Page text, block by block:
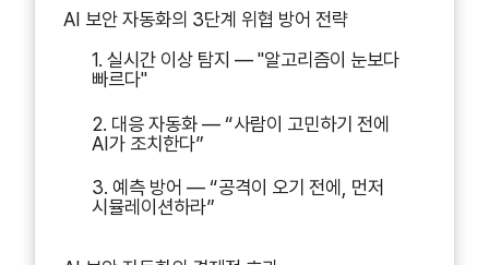
AI 보안 자동화의 3단계 위협 방어 전략
1. 실시간 이상 탐지 — "알고리즘이 눈보다
빠르다"
2. 대응 자동화 — “사람이 고민하기 전에
AI가 조치한다”
3. 예측 방어 — “공격이 오기 전에, 먼저
시뮬레이션하라”